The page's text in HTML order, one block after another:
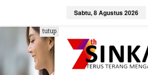
e
Sabtu, 8 Agustus 2026
tutup